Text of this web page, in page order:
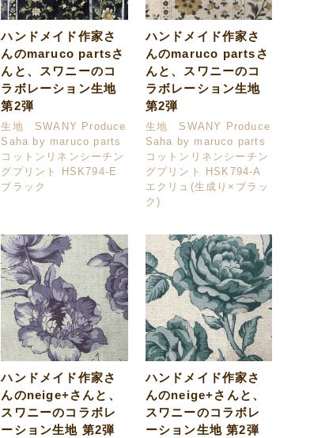
ハンドメイド作家さ
んのmaruco partsさ
んと、スワニーのコ
ラボレーション生地
第2弾
生地 SWANY Produce
Saha by maruco parts
コットンリネンシーチン
グプリント HSK794-E
ブラック
ハンドメイド作家さ
んのmaruco partsさ
んと、スワニーのコ
ラボレーション生地
第2弾
生地 SWANY Produce
Saha by maruco parts
コットンリネンシーチン
グプリント HSK794-A
エクリュ(生成り×ブラッ
ク)
ハンドメイド作家さ
んのneige+さんと、
スワニーのコラボレ
ーション生地 第2弾
ハンドメイド作家さ
んのneige+さんと、
スワニーのコラボレ
ーション生地 第2弾